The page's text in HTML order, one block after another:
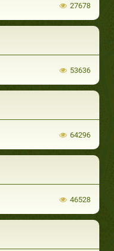
27678
53636
64296
46528